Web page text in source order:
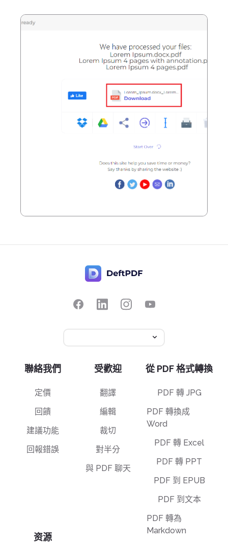
聯絡我們
定價
回饋
建議功能
回報錯誤
资源
受歡迎
翻譯
編輯
裁切
對半分
與 PDF 聊天
從 PDF 格式轉換
PDF 轉 JPG
PDF 轉換成
Word
PDF 轉 Excel
PDF 轉 PPT
PDF 到 EPUB
PDF 到文本
PDF 轉為
Markdown